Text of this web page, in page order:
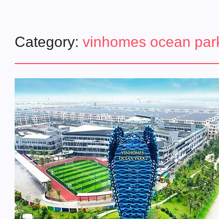
Category: vinhomes ocean